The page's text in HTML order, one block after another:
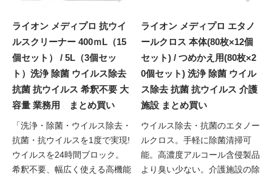
ライオン メディプロ 抗ウイ
ルスクリーナー 400ｍL（15
個セット） / 5L（3個セッ
ト）洗浄 除菌 ウイルス除去
抗菌 抗ウイルス 希釈不要 大
容量 業務用 まとめ買い
「洗浄・除菌・ウイルス除去・
抗菌・抗ウイルスを1度で実現!
ウイルスを24時間ブロック。
希釈不要、幅広く使える高機能
ライオン メディプロ エタノ
ールクロス 本体(80枚×12個
セット) / つめかえ用(80枚×2
0個セット) 洗浄 除菌 ウイル
ス除去 抗菌 抗ウイルス 介護
施設 まとめ買い
ウイルス除去・抗菌のエタノー
ルクロス。手軽に除菌清掃可
能。高濃度アルコール含侵製品
より臭い少ない。介護施設の除